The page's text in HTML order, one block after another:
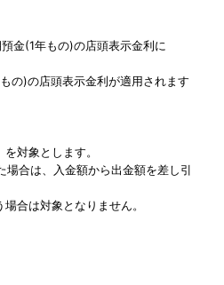
金(1年もの)の店頭表示金利に
の)の店頭表示金利が適用されます
対象とします。
合は、入金額から出金額を差し引
合は対象となりません。